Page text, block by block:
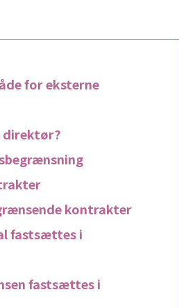
for eksterne
direktør?
kontrakter
fastsættes i
fastsættes i